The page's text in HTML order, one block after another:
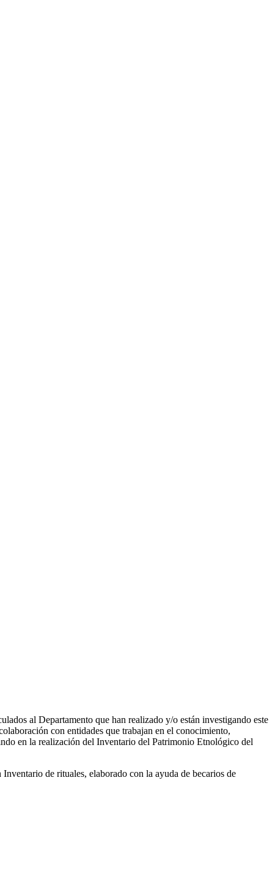
al Departamento que han realizado y/o están investigando este
con entidades que trabajan en el conocimiento,
en la realización del Inventario del Patrimonio Etnológico del
de rituales, elaborado con la ayuda de becarios de